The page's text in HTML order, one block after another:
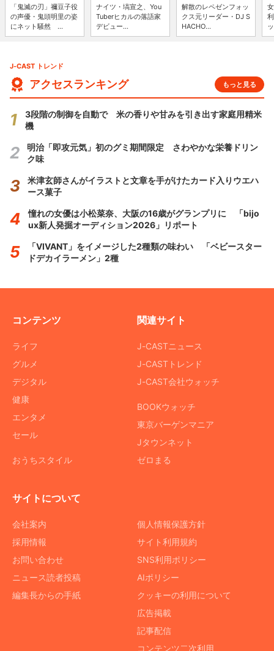
「鬼滅の刃」禰豆子役
の声優・鬼頭明里の姿
にネット騒然 ...
ナイツ・塙宣之、You
Tuberヒカルの落語家
デビュー...
解散のレペゼンフォッ
クス元リーダー・DJ S
HACHO...
J-CAST トレンド
アクセスランキング もっと見る
3段階の制御を自動で 米の香りや甘みを引き出す家庭用精米
機
明治「即攻元気」初のグミ期間限定 さわやかな栄養ドリン
ク味
米津玄師さんがイラストと文章を手がけたカード入りウエハ
ース菓子
憧れの女優は小松菜奈、大阪の16歳がグランプリに 「bijo
ux新人発掘オーディション2026」リポート
「VIVANT」をイメージした2種類の味わい 「ベビースター
ドデカイラーメン」2種
コンテンツ
ライフ
グルメ
デジタル
健康
エンタメ
セール
おうちスタイル
関連サイト
J-CASTニュース
J-CASTトレンド
J-CAST会社ウォッチ
BOOKウォッチ
東京バーゲンマニア
Jタウンネット
ゼロまる
サイトについて
会社案内
採用情報
お問い合わせ
ニュース読者投稿
編集長からの手紙
個人情報保護方針
サイト利用規約
SNS利用ポリシー
AIポリシー
クッキーの利用について
広告掲載
記事配信
コンテンツ二次利用